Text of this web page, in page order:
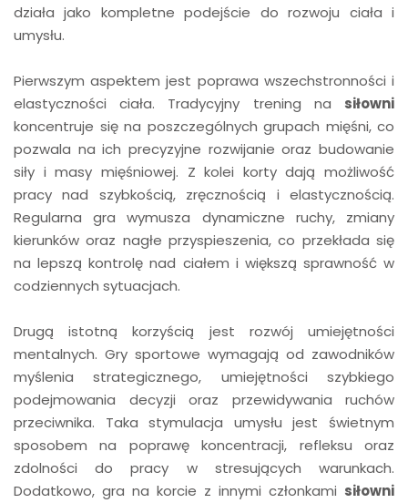
działa jako kompletne podejście do rozwoju ciała i
umysłu.
Pierwszym aspektem jest poprawa wszechstronności i
elastyczności ciała. Tradycyjny trening na siłowni
koncentruje się na poszczególnych grupach mięśni, co
pozwala na ich precyzyjne rozwijanie oraz budowanie
siły i masy mięśniowej. Z kolei korty dają możliwość
pracy nad szybkością, zręcznością i elastycznością.
Regularna gra wymusza dynamiczne ruchy, zmiany
kierunków oraz nagłe przyspieszenia, co przekłada się
na lepszą kontrolę nad ciałem i większą sprawność w
codziennych sytuacjach.
Drugą istotną korzyścią jest rozwój umiejętności
mentalnych. Gry sportowe wymagają od zawodników
myślenia strategicznego, umiejętności szybkiego
podejmowania decyzji oraz przewidywania ruchów
przeciwnika. Taka stymulacja umysłu jest świetnym
sposobem na poprawę koncentracji, refleksu oraz
zdolności do pracy w stresujących warunkach.
Dodatkowo, gra na korcie z innymi członkami siłowni